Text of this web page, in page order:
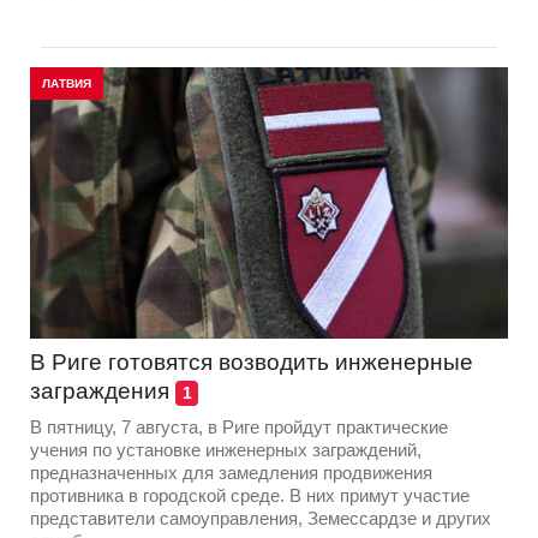
ЛАТВИЯ
В Риге готовятся возводить инженерные
заграждения
1
В пятницу, 7 августа, в Риге пройдут практические
учения по установке инженерных заграждений,
предназначенных для замедления продвижения
противника в городской среде. В них примут участие
представители самоуправления, Земессардзе и других